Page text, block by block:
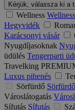
Kérjük, válassza ki a
Wellness Wellness
Hegyvidék
Karácsonyi vásár
Nyugdíjasoknak
üdülés Tengerparti
Travelking
Luxus pihenés
Sörfürdő Sörfürdő
Városlátogatás
Sífutás Sífutás